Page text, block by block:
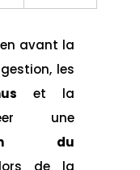
avant la
les
et la
une
du
de la